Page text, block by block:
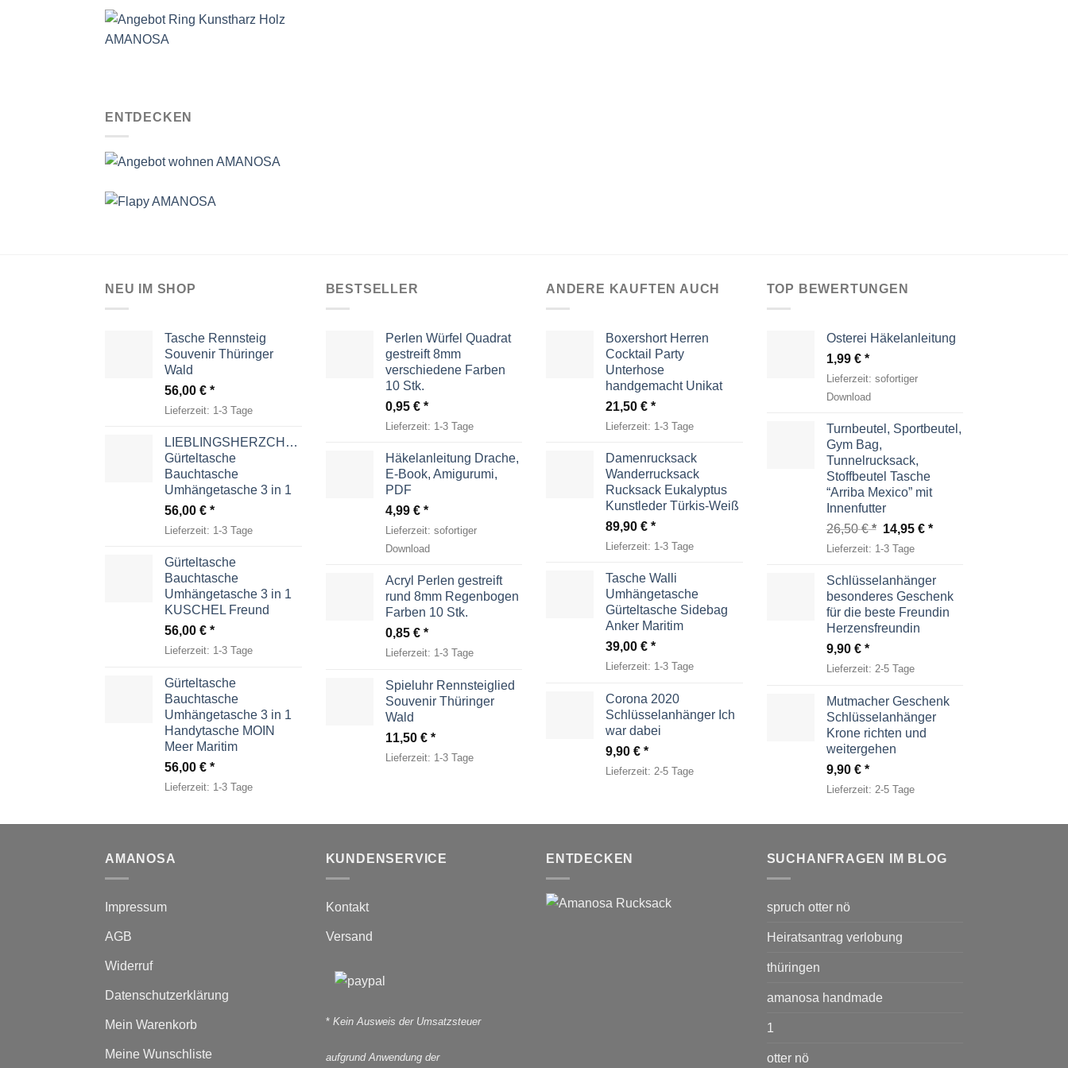
ENTDECKEN
NEU IM SHOP
Tasche Rennsteig
Souvenir Thüringer
Wald
56,00 €
Lieferzeit: 1-3 Tage
LIEBLINGSHERZCHEN
Gürteltasche
Bauchtasche
Umhängetasche 3 in 1
56,00 €
Lieferzeit: 1-3 Tage
Gürteltasche
Bauchtasche
Umhängetasche 3 in 1
KUSCHEL Freund
56,00 €
Lieferzeit: 1-3 Tage
Gürteltasche
Bauchtasche
Umhängetasche 3 in 1
Handytasche MOIN
Meer Maritim
56,00 €
Lieferzeit: 1-3 Tage
BESTSELLER
Perlen Würfel Quadrat
gestreift 8mm
verschiedene Farben
10 Stk.
0,95 €
Lieferzeit: 1-3 Tage
Häkelanleitung Drache,
E-Book, Amigurumi,
PDF
4,99 €
Lieferzeit: sofortiger
Download
Acryl Perlen gestreift
rund 8mm Regenbogen
Farben 10 Stk.
0,85 €
Lieferzeit: 1-3 Tage
Spieluhr Rennsteiglied
Souvenir Thüringer
Wald
11,50 €
Lieferzeit: 1-3 Tage
ANDERE KAUFTEN AUCH
Boxershort Herren
Cocktail Party
Unterhose
handgemacht Unikat
21,50 €
Lieferzeit: 1-3 Tage
Damenrucksack
Wanderrucksack
Rucksack Eukalyptus
Kunstleder Türkis-Weiß
89,90 €
Lieferzeit: 1-3 Tage
Tasche Walli
Umhängetasche
Gürteltasche Sidebag
Anker Maritim
39,00 €
Lieferzeit: 1-3 Tage
Corona 2020
Schlüsselanhänger Ich
war dabei
9,90 €
Lieferzeit: 2-5 Tage
TOP BEWERTUNGEN
Osterei Häkelanleitung
1,99 €
Lieferzeit: sofortiger
Download
Turnbeutel, Sportbeutel,
Gym Bag,
Tunnelrucksack,
Stoffbeutel Tasche
“Arriba Mexico” mit
Innenfutter
26,50€
Ursprünglicher
Preis
26,50 €
14,95€ Aktueller
14,95 €.
Lieferzeit: 1-3 Tage
Schlüsselanhänger
besonderes Geschenk
für die beste Freundin
Herzensfreundin
9,90 €
Lieferzeit: 2-5 Tage
Mutmacher Geschenk
Schlüsselanhänger
Krone richten und
weitergehen
9,90 €
Lieferzeit: 2-5 Tage
AMANOSA
Impressum
AGB
Widerruf
Datenschutzerklärung
Mein Warenkorb
Meine Wunschliste
KUNDENSERVICE
Kontakt
Versand
* Kein Ausweis der Umsatzsteuer
aufgrund Anwendung der
ENTDECKEN SUCHANFRAGEN IM BLOG
spruch otter nö
Heiratsantrag verlobung
thüringen
amanosa handmade
1
otter nö